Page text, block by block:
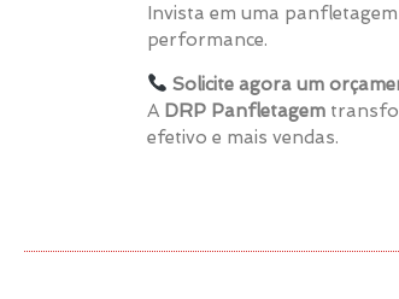
Invista em uma
performance.
Solicite agora um
A DRP Panfletagem
efetivo e mais vendas.